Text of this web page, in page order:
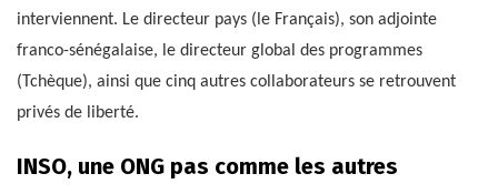
interviennent. Le directeur pays (le Français), son adjointe
franco-sénégalaise, le directeur global des programmes
(Tchèque), ainsi que cinq autres collaborateurs se retrouvent
privés de liberté.
INSO, une ONG pas comme les autres